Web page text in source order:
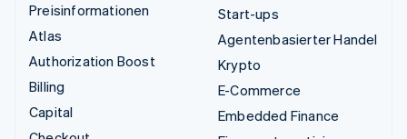
Preisinformationen
Atlas
Authorization Boost
Billing
Capital
Start-ups
Agentenbasierter Handel
Krypto
E-Commerce
Embedded Finance